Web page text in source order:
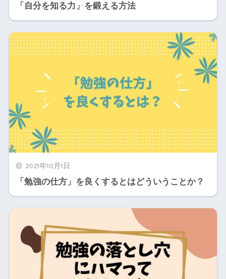
「自分を知る力」を鍛える方法
2021年10月1日
「勉強の仕方」を良くするとはどういうことか？